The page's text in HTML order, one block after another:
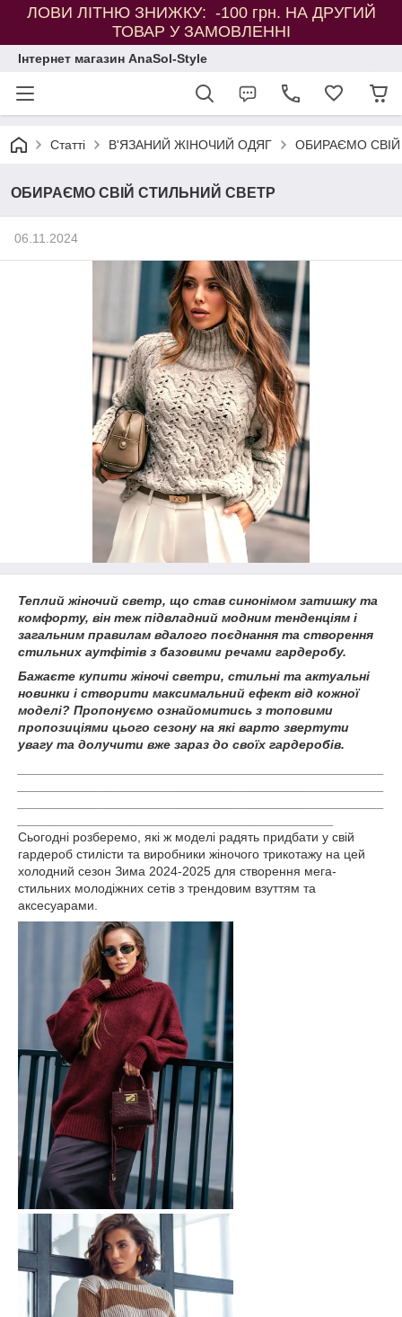
ЛОВИ ЛІТНЮ ЗНИЖКУ: -100 грн. НА ДРУГИЙ
ТОВАР У ЗАМОВЛЕННІ
Інтернет магазин AnaSol-Style
Статті В'ЯЗАНИЙ ЖІНОЧИЙ ОДЯГ ОБИРАЄМО
ОБИРАЄМО СВІЙ СТИЛЬНИЙ СВЕТР
06.11.2024
Теплий жіночий светр, що став синонімом затишку та
комфорту, він теж підвладний модним тенденціям і
загальним правилам вдалого поєднання та створення
стильних аутфітів з базовими речами гардеробу.
Бажаєте купити жіночі светри, стильні та актуальні
новинки і створити максимальний ефект від кожної
моделі? Пропонуємо ознайомитись з топовими
пропозиціями цього сезону на які варто звертути
увагу та долучити вже зараз до своїх гардеробів.
Сьогодні розберемо, які ж моделі радять придбати у свій
гардероб стилісти та виробники жіночого трикотажу на цей
холодний сезон Зима 2024-2025 для створення мега-
стильних молодіжних сетів з трендовим взуттям та
аксесуарами.